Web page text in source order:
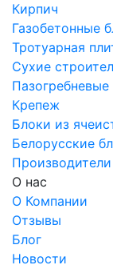
Кирпич
Газобетонные
Тротуарная
Сухие
Крепеж
Блоки из
Белорусские
Производители
О нас
О Компании
Отзывы
Блог
Новости